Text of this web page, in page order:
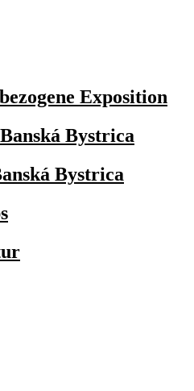
Exposition
Bystrica
Bystrica